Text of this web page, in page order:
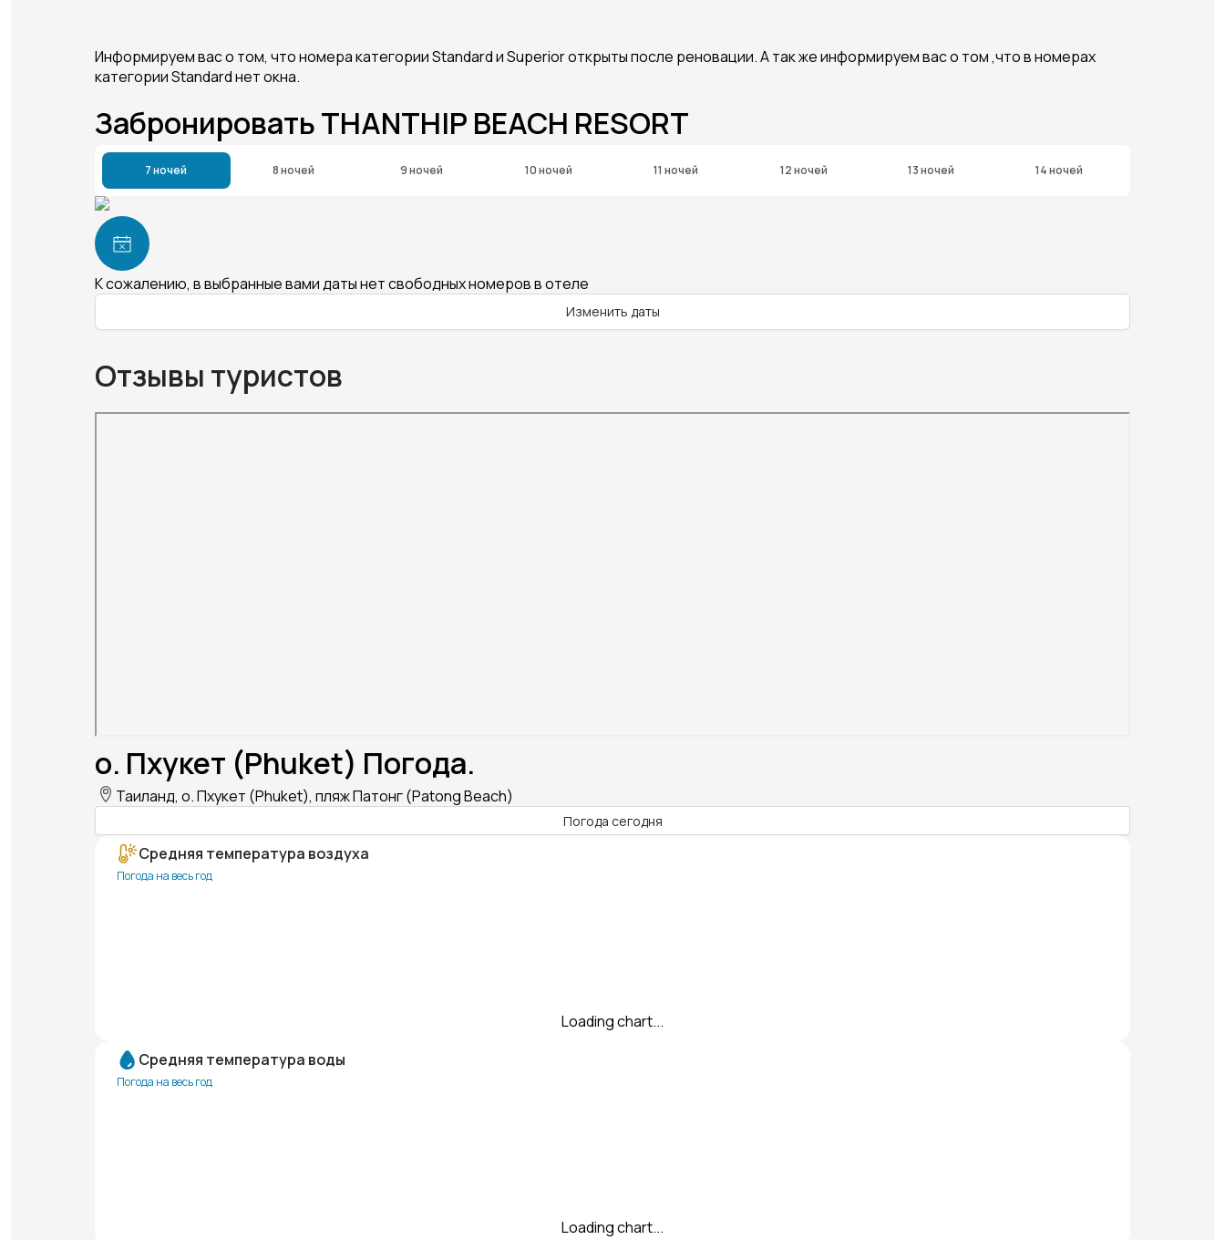
Информируем вас о том, что номера категории Standard и Superior открыты после реновации. А так же информируем вас о том ,что в номерах
категории Standard нет окна.
Забронировать THANTHIP BEACH RESORT
7 ночей 8 ночей 9 ночей 10 ночей 11 ночей 12 ночей 13 ночей 14 ночей
К сожалению, в выбранные вами даты нет свободных номеров в отеле
Изменить даты
Отзывы туристов
о. Пхукет (Phuket) Погода.
Таиланд, о. Пхукет (Phuket), пляж Патонг (Patong Beach)
Погода сегодня
Средняя температура воздуха
Погода на весь год
Loading chart...
Средняя температура воды
Погода на весь год
Loading chart...